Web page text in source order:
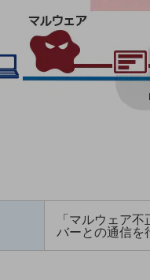
「マルウェア
バーとの通信を